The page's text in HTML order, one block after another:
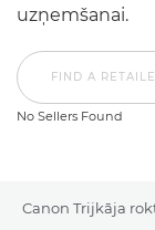
uzņemšanai.
FIND A
No Sellers Found
Canon Trijkāja